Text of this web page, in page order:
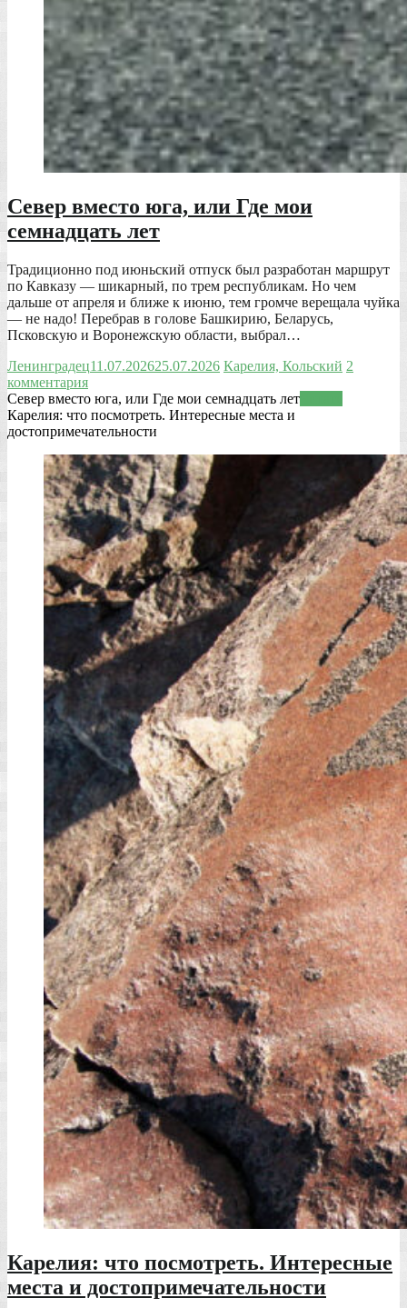
Север вместо юга, или Где мои
семнадцать лет
Традиционно под июньский отпуск был разработан маршрут
по Кавказу — шикарный, по трем республикам. Но чем
дальше от апреля и ближе к июню, тем громче верещала чуйка
— не надо! Перебрав в голове Башкирию, Беларусь,
Псковскую и Воронежскую области, выбрал…
Ленинградец11.07.202625.07.2026 Карелия, Кольский 2
комментария
Север вместо юга, или Где мои семнадцать лет
Карелия: что посмотреть. Интересные места и
достопримечательности
Карелия: что посмотреть. Интересные
места и достопримечательности